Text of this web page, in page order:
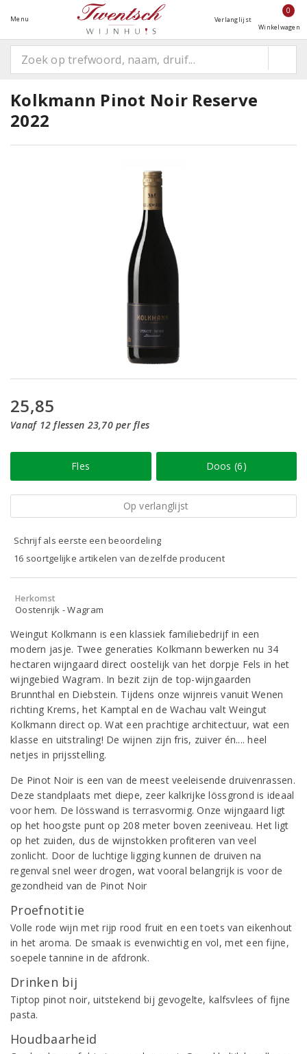
Menu Verlanglijst
0
Winkelwagen
Kolkmann Pinot Noir Reserve
2022
25,85
Vanaf 12 flessen 23,70 per fles
Fles Doos (6)
Op verlanglijst
Schrijf als eerste een beoordeling
16 soortgelijke artikelen van dezelfde producent
Herkomst
Oostenrijk - Wagram
Weingut Kolkmann is een klassiek familiebedrijf in een
modern jasje. Twee generaties Kolkmann bewerken nu 34
hectaren wijngaard direct oostelijk van het dorpje Fels in het
wijngebied Wagram. In bezit zijn de top-wijngaarden
Brunnthal en Diebstein. Tijdens onze wijnreis vanuit Wenen
richting Krems, het Kamptal en de Wachau valt Weingut
Kolkmann direct op. Wat een prachtige architectuur, wat een
klasse en uitstraling! De wijnen zijn fris, zuiver én.... heel
netjes in prijsstelling.
De Pinot Noir is een van de meest veeleisende druivenrassen.
Deze standplaats met diepe, zeer kalkrijke lössgrond is ideaal
voor hem. De lösswand is terrasvormig. Onze wijngaard ligt
op het hoogste punt op 208 meter boven zeeniveau. Het ligt
op het zuiden, dus de wijnstokken profiteren van veel
zonlicht. Door de luchtige ligging kunnen de druiven na
regenval snel weer drogen, wat vooral belangrijk is voor de
gezondheid van de Pinot Noir
Proefnotitie
Volle rode wijn met rijp rood fruit en een toets van eikenhout
in het aroma. De smaak is evenwichtig en vol, met een fijne,
soepele tannine in de afdronk.
Drinken bij
Tiptop pinot noir, uitstekend bij gevogelte, kalfsvlees of fijne
pasta.
Houdbaarheid